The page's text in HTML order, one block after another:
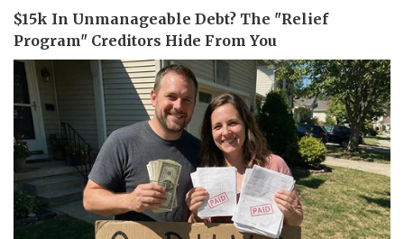
Tư vấn luật